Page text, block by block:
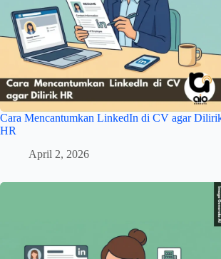
Cara Mencantumkan LinkedIn di CV agar
HR
April 2, 2026